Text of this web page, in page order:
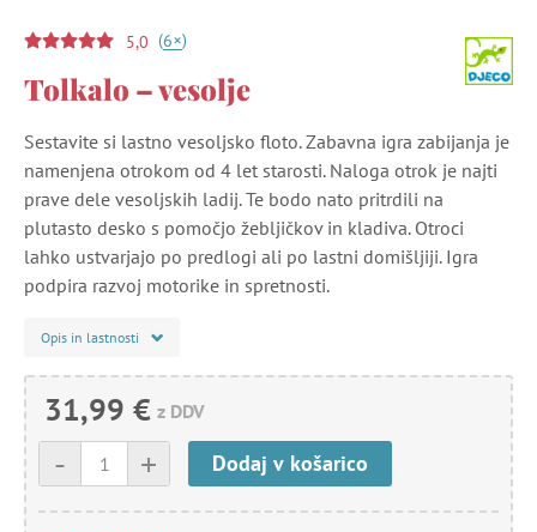
5,0 (6+)
Tolkalo – vesolje
Sestavite si lastno vesoljsko floto. Zabavna igra zabijanja je
namenjena otrokom od 4 let starosti. Naloga otrok je najti
prave dele vesoljskih ladij. Te bodo nato pritrdili na
plutasto desko s pomočjo žebljičkov in kladiva. Otroci
lahko ustvarjajo po predlogi ali po lastni domišljiji. Igra
podpira razvoj motorike in spretnosti.
Opis in lastnosti
31,99 € z DDV
+
- Dodaj v košarico